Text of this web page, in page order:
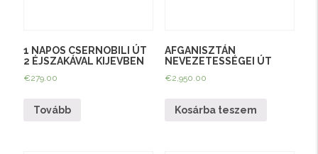
1 NAPOS CSERNOBILI ÚT
2 ÉJSZAKÁVAL KIJEVBEN
€279.00
Tovább
AFGANISZTÁN
NEVEZETESSÉGEI ÚT
€2,950.00
Kosárba teszem